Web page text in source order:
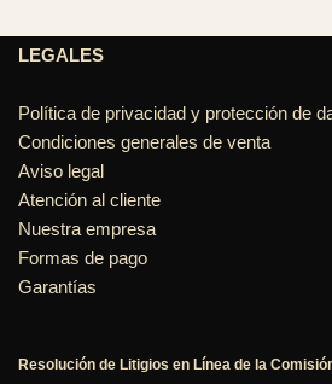
LEGALES
Política de privacidad y protección de
Condiciones generales de venta
Aviso legal
Atención al cliente
Nuestra empresa
Formas de pago
Garantías
Resolución de Litigios en Línea de la